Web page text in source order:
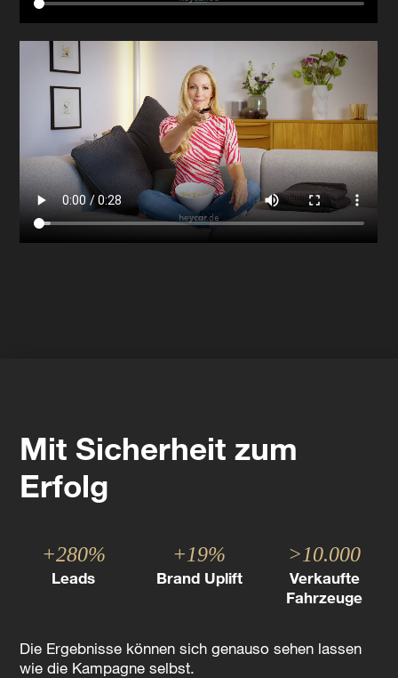
Mit Sicherheit zum
Erfolg
+280%
Leads
+19%
Brand Uplift
>10.000
Verkaufte
Fahrzeuge
Die Ergebnisse können sich genauso sehen lassen
wie die Kampagne selbst.